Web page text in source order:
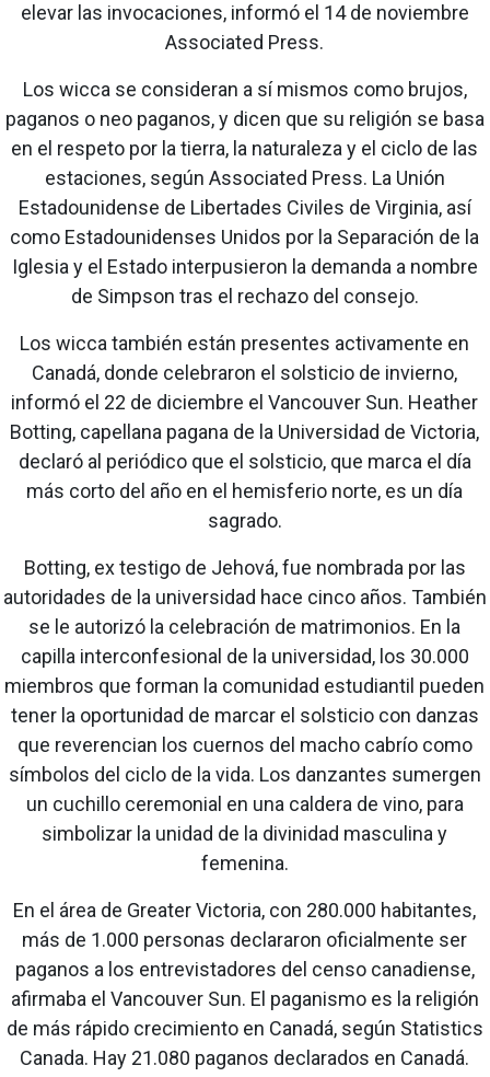
elevar las invocaciones, informó el 14 de noviembre
Associated Press.
Los wicca se consideran a sí mismos como brujos,
paganos o neo paganos, y dicen que su religión se basa
en el respeto por la tierra, la naturaleza y el ciclo de las
estaciones, según Associated Press. La Unión
Estadounidense de Libertades Civiles de Virginia, así
como Estadounidenses Unidos por la Separación de la
Iglesia y el Estado interpusieron la demanda a nombre
de Simpson tras el rechazo del consejo.
Los wicca también están presentes activamente en
Canadá, donde celebraron el solsticio de invierno,
informó el 22 de diciembre el Vancouver Sun. Heather
Botting, capellana pagana de la Universidad de Victoria,
declaró al periódico que el solsticio, que marca el día
más corto del año en el hemisferio norte, es un día
sagrado.
Botting, ex testigo de Jehová, fue nombrada por las
autoridades de la universidad hace cinco años. También
se le autorizó la celebración de matrimonios. En la
capilla interconfesional de la universidad, los 30.000
miembros que forman la comunidad estudiantil pueden
tener la oportunidad de marcar el solsticio con danzas
que reverencian los cuernos del macho cabrío como
símbolos del ciclo de la vida. Los danzantes sumergen
un cuchillo ceremonial en una caldera de vino, para
simbolizar la unidad de la divinidad masculina y
femenina.
En el área de Greater Victoria, con 280.000 habitantes,
más de 1.000 personas declararon oficialmente ser
paganos a los entrevistadores del censo canadiense,
afirmaba el Vancouver Sun. El paganismo es la religión
de más rápido crecimiento en Canadá, según Statistics
Canada. Hay 21.080 paganos declarados en Canadá.